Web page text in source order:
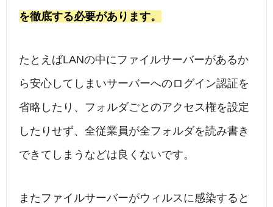
を徹底する必要があります。
たとえばLANの中にファイルサーバーがあるか
ら安心してしまいサーバーへのログイン認証を
省略したり、フォルダごとのアクセス権を設定
したりせず、全従業員が全フォルダを読み書き
できてしまうなどは良くないです。
またファイルサーバーがウィルスに感染すると